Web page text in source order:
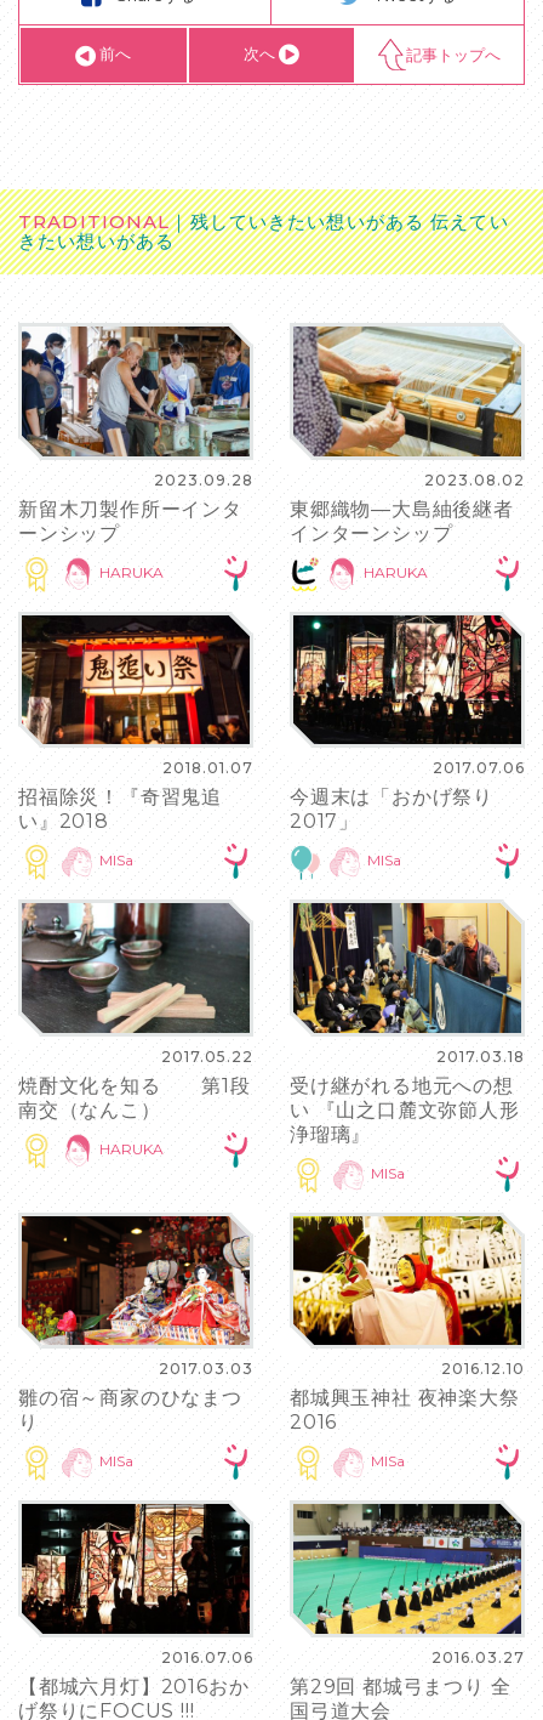
前へ 次へ 記事トップへ
TRADITIONAL
残していきたい想いがある 伝えてい
きたい想いがある
2023.09.28
新留木刀製作所ーインタ
ーンシップ
HARUKA
2023.08.02
東郷織物―大島紬後継者
インターンシップ
HARUKA
2018.01.07
招福除災！『奇習鬼追
い』2018
MISa
2017.07.06
今週末は「おかげ祭り
2017」
MISa
2017.05.22
焼酎文化を知る 第1段
南交（なんこ）
HARUKA
2017.03.18
受け継がれる地元への想
い 『山之口麓文弥節人形
浄瑠璃』
MISa
2017.03.03
雛の宿～商家のひなまつ
り
MISa
2016.12.10
都城興玉神社 夜神楽大祭
2016
MISa
2016.07.06
【都城六月灯】2016おか
げ祭りにFOCUS !!!
2016.03.27
第29回 都城弓まつり 全
国弓道大会